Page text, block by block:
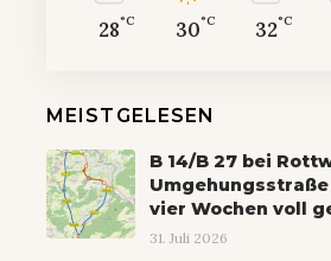
28°C 30°C 32°C
MEISTGELESEN
B 14/B 27 bei
vier Wochen voll
31. Juli 2026